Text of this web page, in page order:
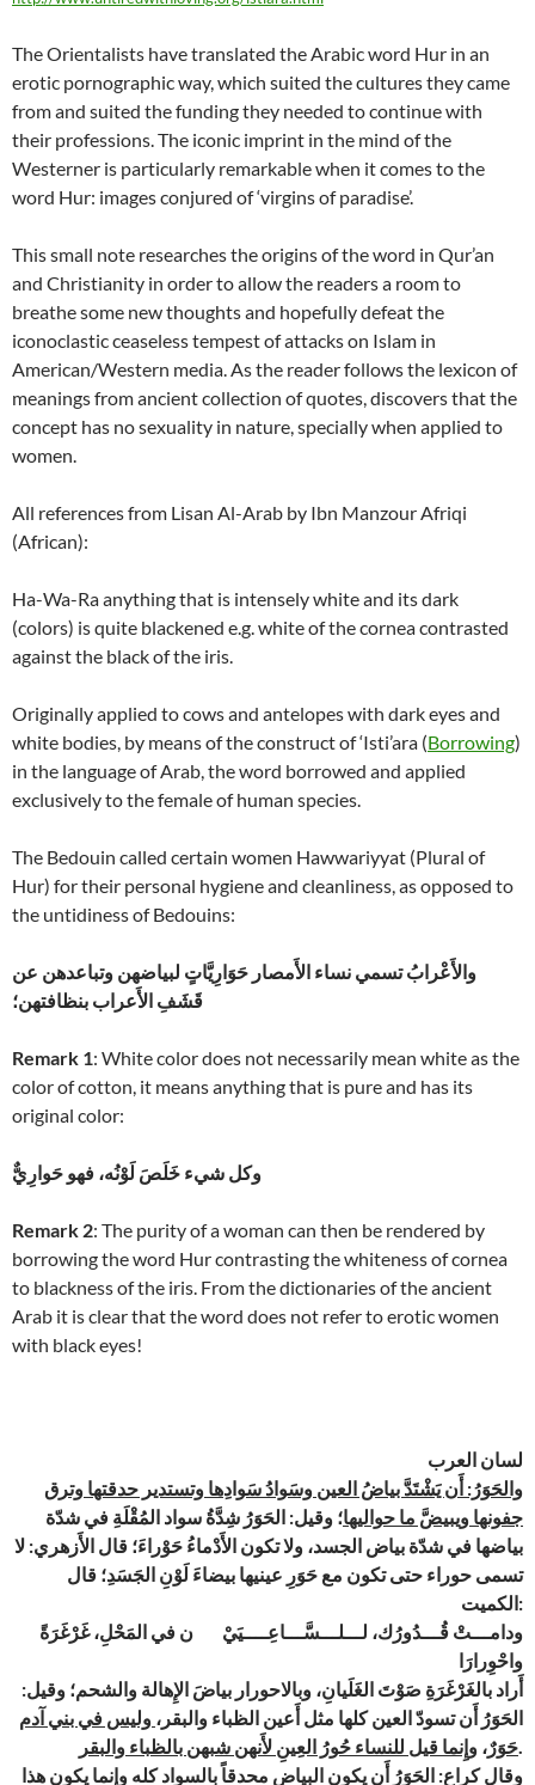
The Orientalists have translated the Arabic word Hur in an
erotic pornographic way, which suited the cultures they came
from and suited the funding they needed to continue with
their professions. The iconic imprint in the mind of the
Westerner is particularly remarkable when it comes to the
word Hur: images conjured of ‘virgins of paradise’.
This small note researches the origins of the word in Qur’an
and Christianity in order to allow the readers a room to
breathe some new thoughts and hopefully defeat the
iconoclastic ceaseless tempest of attacks on Islam in
American/Western media. As the reader follows the lexicon of
meanings from ancient collection of quotes, discovers that the
concept has no sexuality in nature, specially when applied to
women.
All references from Lisan Al-Arab by Ibn Manzour Afriqi
(African):
Ha-Wa-Ra anything that is intensely white and its dark
(colors) is quite blackened e.g. white of the cornea contrasted
against the black of the iris.
Originally applied to cows and antelopes with dark eyes and
white bodies, by means of the construct of ‘Isti’ara (Borrowing)
in the language of Arab, the word borrowed and applied
exclusively to the female of human species.
The Bedouin called certain women Hawwariyyat (Plural of
Hur) for their personal hygiene and cleanliness, as opposed to
the untidiness of Bedouins:
والأَعْرابُ تسمي نساء الأَمصار حَوَارِيَّاتٍ لبياضهن وتباعدهن عن
قَشَفِ الأَعراب بنظافتهن؛
Remark 1: White color does not necessarily mean white as the
color of cotton, it means anything that is pure and has its
original color:
وكل شيء خَلَصَ لَوْنُه، فهو حَوارِيٌّ
Remark 2: The purity of a woman can then be rendered by
borrowing the word Hur contrasting the whiteness of cornea
to blackness of the iris. From the dictionaries of the ancient
Arab it is clear that the word does not refer to erotic women
with black eyes!
لسان العرب
والحَوَرُ: أَن يَشْتَدَّ بياضُ العين وسَوادُ سَوادِها وتستدير حدقتها وترق
جفونها ويبيضَّ ما حواليها؛ وقيل: الحَوَرُ شِدَّةُ سواد المُقْلَةِ في شدّة
بياضها في شدّة بياض الجسد، ولا تكون الأَدْماءُ حَوْراءَ؛ قال الأَزهري: لا
تسمى حوراء حتى تكون مع حَوَرِ عينيها بيضاءَ لَوْنِ الجَسَدِ؛ قال
الكميت:
ودامـــتْ قُـــدُورُك، لـــلـــسَّـــاعِــــيَيْ ن في المَحْلِ، غَرْغَرَةً
واحْوِرارَا
أَراد بالغَرْغَرَةِ صَوْتَ الغَلَيانِ، وبالاحورار بياضَ الإِهالة والشحم؛ وقيل:
الحَوَرُ أَن تسودّ العين كلها مثل أَعين الظباء والبقر، وليس في بني آدم
حَوَرٌ، وإِنما قيل للنساء حُورُ العِينِ لأَنهن شبهن بالظباء والبقر
وقال كراع: الحَوَرُ أَن يكون البياض محدقاً بالسواد كله وإِنما يكون هذا